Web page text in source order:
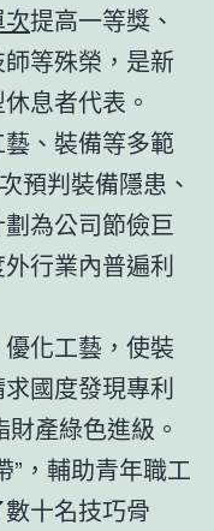
提高一等獎、
等殊榮，是新
息者代表。
、裝備等多範
預判裝備隱患、
為公司節儉巨
行業內普遍利
化工藝，使裝
國度發現專利
產綠色進級。
”，輔助青年職工
十名技巧骨